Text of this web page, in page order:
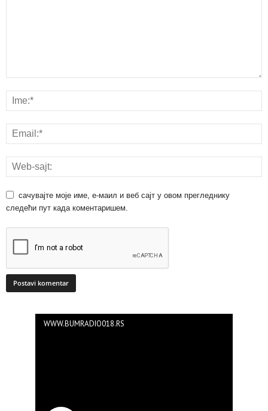
сачувајте моје име, е-маил и веб сајт у овом прегледнику
следећи пут када коментаришем.
WWW.BUMRADIO018.RS